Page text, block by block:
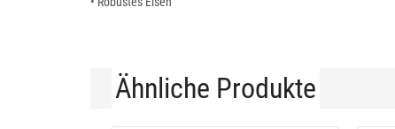
Ähnliche Produkte